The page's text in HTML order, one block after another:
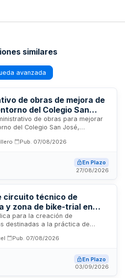
similares
avanzada
de obras de mejora de
del Colegio San
de obras para mejorar
del Colegio San José,
de Astillero. El contrato se
del Sector Público y requiere
una póliza de responsabilidad
La garantía definitiva será del
Pub. 07/08/2026
En Plazo
27/08/2026
circuito técnico de
y zona de bike-trial en
para la creación de
destinadas a la práctica de
de Reocín. El proyecto
circuito técnico de MTB y una
de montaña y generar un
para los vecinos. La obra se
Pub. 07/08/2026
En Plazo
03/09/2026